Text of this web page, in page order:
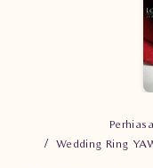
Wedding Ring